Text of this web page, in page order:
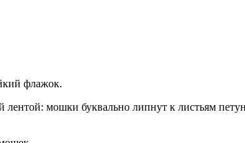
флажок.
мошки буквально липнут к листьям